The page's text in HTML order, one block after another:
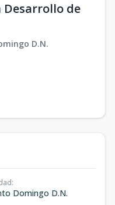
Desarrollo de
D.N.
:
Domingo D.N.